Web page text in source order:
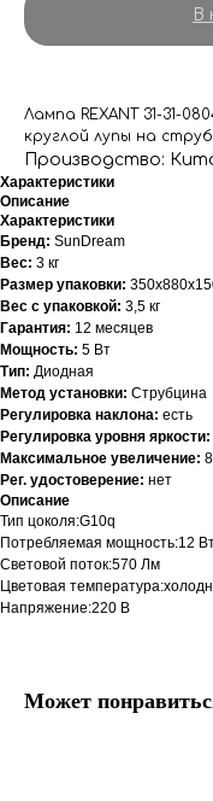
В
Лампа REXANT 31-31-
круглой лупы на
Производство:
Характеристики
Описание
Характеристики
Бренд: SunDream
Вес: 3 кг
Размер упаковки:
Вес с упаковкой: 3,5 кг
Гарантия: 12 месяцев
Мощность: 5 Вт
Тип: Диодная
Метод установки: Струбцина
Регулировка наклона: есть
Регулировка уровня яркости:
Максимальное увеличение:
Рег. удостоверение: нет
Описание
Тип цоколя:G10q
Потребляемая мощность:12
Световой поток:570 Лм
Цветовая
Напряжение:220 В
Может